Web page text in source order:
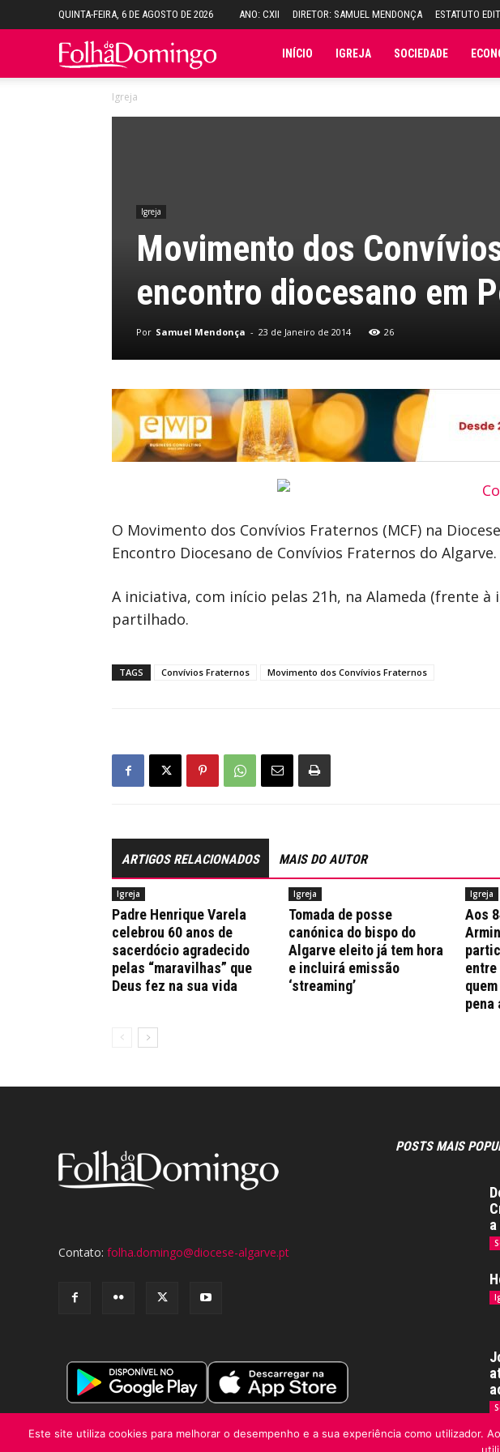
QUINTA-FEIRA, 6 DE AGOSTO DE 2026 ANO: CXII DIRETOR: SAMUEL MENDONÇA ESTATUTO
Folha INÍCIO IGREJA SOCIEDADE
Igreja
Igreja
Movimento dos
encontro diocesano em
Por Samuel Mendonça - 23 de Janeiro de 2014 26
O Movimento dos Convívios Fraternos (MCF) na
Encontro Diocesano de Convívios Fraternos do Algarve.
A iniciativa, com início pelas 21h, na Alameda (frente
partilhado.
TAGS Convívios Fraternos Movimento dos Convívios Fraternos
ARTIGOS RELACIONADOS MAIS DO AUTOR
Igreja
Padre Henrique Varela
celebrou 60 anos de
sacerdócio agradecido
pelas “maravilhas” que
Deus fez na sua vida
Igreja
Tomada de posse
canónica do bispo do
Algarve eleito já tem hora
e incluirá emissão
‘streaming’
Igreja
Aos
entre
pena
Contato: folha.domingo@diocese-algarve.pt
POSTS MAIS
Este site utiliza cookies para melhorar o desempenho e a sua experiência como utilizador.